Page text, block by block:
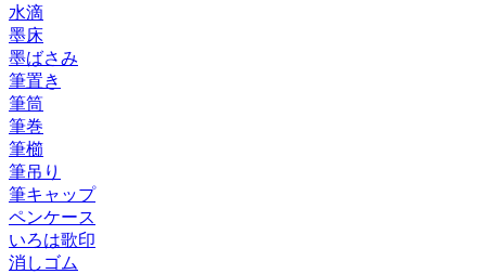
水滴
墨床
墨ばさみ
筆置き
筆筒
筆巻
筆櫛
筆吊り
筆キャップ
ペンケース
いろは歌印
消しゴム